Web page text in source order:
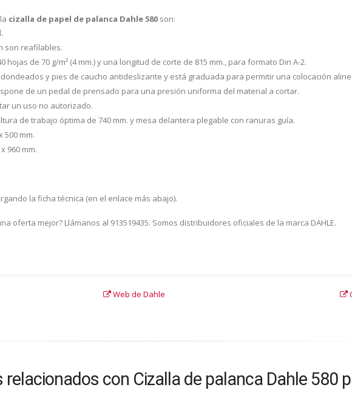
cizalla de papel de palanca Dahle 580 son:
son reafilables.
de 70 g/m² (4 mm.) y una longitud de corte de 815 mm., para formato Din A-2.
y pies de caucho antideslizante y está graduada para permitir una colocación
de un pedal de prensado para una presión uniforma del material a cortar.
un uso no autorizado.
de trabajo óptima de 740 mm. y mesa delantera plegable con ranuras guía.
500 mm.
960 mm.
la ficha técnica (en el enlace más abajo).
oferta mejor? Llámanos al 913519435. Somos distribuidores oficiales de la marca DAHLE.
Web de Dahle
con Cizalla de palanca Dahle 580